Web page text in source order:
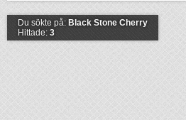
Du sökte på: Black Stone Cherry
Hittade: 3